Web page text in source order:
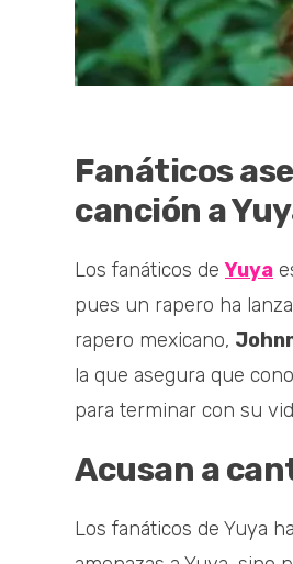
Fanáticos
canción a
Los fanáticos deYuya
pues un rapero ha
rapero mexicano,
la que asegura que
para terminar con su
Acusan a
Los fanáticos de Yuya